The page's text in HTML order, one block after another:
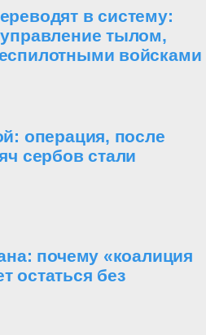
в систему:
тылом,
войсками
операция, после
сербов стали
почему «коалиция
остаться без